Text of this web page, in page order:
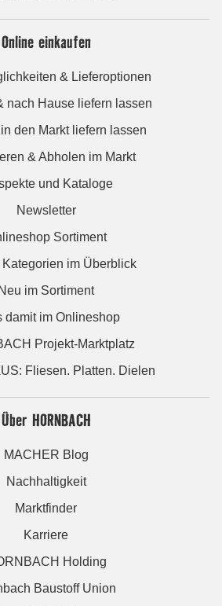
Online einkaufen
& Lieferoptionen
nach Hause liefern lassen
den Markt liefern lassen
& Abholen im Markt
und Kataloge
Newsletter
Sortiment
im Überblick
Neu im Sortiment
damit im Onlineshop
Projekt-Marktplatz
Fliesen. Platten. Dielen
Über HORNBACH
MACHER Blog
Nachhaltigkeit
Marktfinder
Karriere
Holding
Baustoff Union